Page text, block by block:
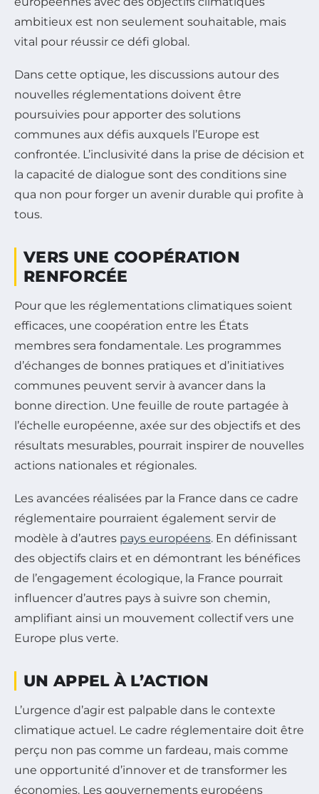
ambitieux est non seulement souhaitable, mais
vital pour réussir ce défi global.
Dans cette optique, les discussions autour des
nouvelles réglementations doivent être
poursuivies pour apporter des solutions
communes aux défis auxquels l’Europe est
confrontée. L’inclusivité dans la prise de décision et
la capacité de dialogue sont des conditions sine
qua non pour forger un avenir durable qui profite à
tous.
VERS UNE COOPÉRATION
RENFORCÉE
Pour que les réglementations climatiques soient
efficaces, une coopération entre les États
membres sera fondamentale. Les programmes
d’échanges de bonnes pratiques et d’initiatives
communes peuvent servir à avancer dans la
bonne direction. Une feuille de route partagée à
l’échelle européenne, axée sur des objectifs et des
résultats mesurables, pourrait inspirer de nouvelles
actions nationales et régionales.
Les avancées réalisées par la France dans ce cadre
réglementaire pourraient également servir de
modèle à d’autres pays européens. En définissant
des objectifs clairs et en démontrant les bénéfices
de l’engagement écologique, la France pourrait
influencer d’autres pays à suivre son chemin,
amplifiant ainsi un mouvement collectif vers une
Europe plus verte.
UN APPEL À L’ACTION
L’urgence d’agir est palpable dans le contexte
climatique actuel. Le cadre réglementaire doit être
perçu non pas comme un fardeau, mais comme
une opportunité d’innover et de transformer les
économies. Les gouvernements européens